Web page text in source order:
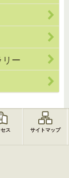
リー
ス サイトマップ